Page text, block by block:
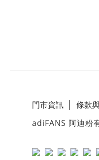
門市資訊 條款
adiFANS 阿迪粉